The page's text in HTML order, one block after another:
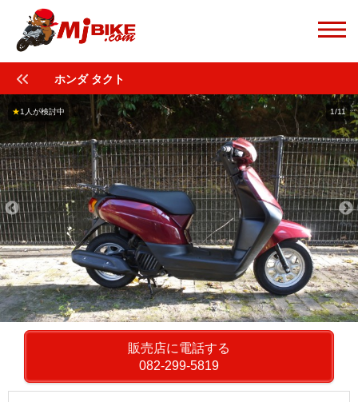
ホンダ タクト
1/11
★1人が検討中
販売店に電話する
082-299-5819